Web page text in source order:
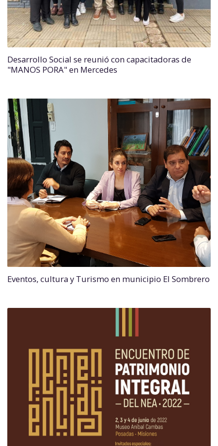
Desarrollo Social se reunió con capacitadoras de
"MANOS PORA" en Mercedes
Eventos, cultura y Turismo en municipio El Sombrero